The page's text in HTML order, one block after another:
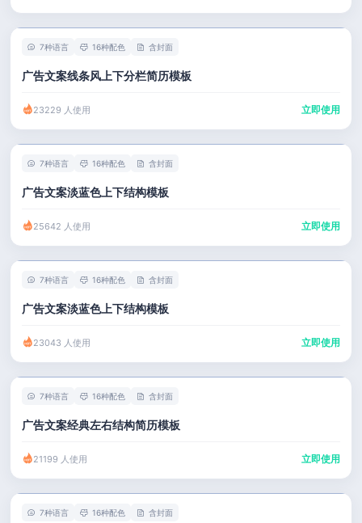
7种语言 16种配色 含封面
广告文案线条风上下分栏简历模板
23229 人使用 立即使用
7种语言 16种配色 含封面
广告文案淡蓝色上下结构模板
25642 人使用 立即使用
7种语言 16种配色 含封面
广告文案淡蓝色上下结构模板
23043 人使用 立即使用
7种语言 16种配色 含封面
广告文案经典左右结构简历模板
21199 人使用 立即使用
7种语言 16种配色 含封面